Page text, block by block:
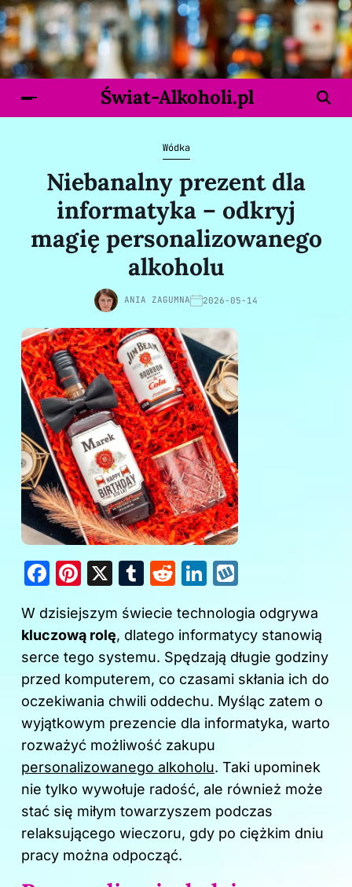
Świat-Alkoholi.pl
Wódka
Niebanalny prezent dla
informatyka – odkryj
magię personalizowanego
alkoholu
ANIA ZAGUMNA 2026-05-14
F
c
e
b
o
o
k
Pi
er
e
st
X
T
m
bl
r
R
d
di
t
Li
k
e
dI
n
k
o
p
W dzisiejszym świecie technologia odgrywa
kluczową rolę, dlatego informatycy stanowią
serce tego systemu. Spędzają długie godziny
przed komputerem, co czasami skłania ich do
oczekiwania chwili oddechu. Myśląc zatem o
wyjątkowym prezencie dla informatyka, warto
rozważyć możliwość zakupu
personalizowanego alkoholu. Taki upominek
nie tylko wywołuje radość, ale również może
stać się miłym towarzyszem podczas
relaksującego wieczoru, gdy po ciężkim dniu
pracy można odpocząć.